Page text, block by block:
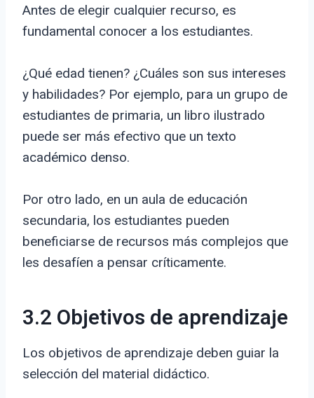
Antes de elegir cualquier recurso, es
fundamental conocer a los estudiantes.
¿Qué edad tienen? ¿Cuáles son sus intereses
y habilidades? Por ejemplo, para un grupo de
estudiantes de primaria, un libro ilustrado
puede ser más efectivo que un texto
académico denso.
Por otro lado, en un aula de educación
secundaria, los estudiantes pueden
beneficiarse de recursos más complejos que
les desafíen a pensar críticamente.
3.2 Objetivos de aprendizaje
Los objetivos de aprendizaje deben guiar la
selección del material didáctico.